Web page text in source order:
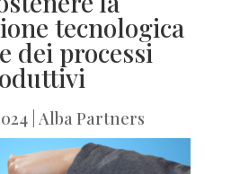
tecnologica
dei processi
|Alba Partners